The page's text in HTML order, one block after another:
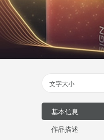
文字大小
基本信息
作品描述